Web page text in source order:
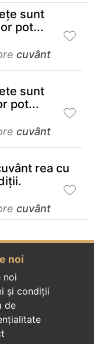
sunt
pot...
cuvânt
sunt
pot...
cuvânt
rea cu
cuvânt
noi
noi
și condiții
de